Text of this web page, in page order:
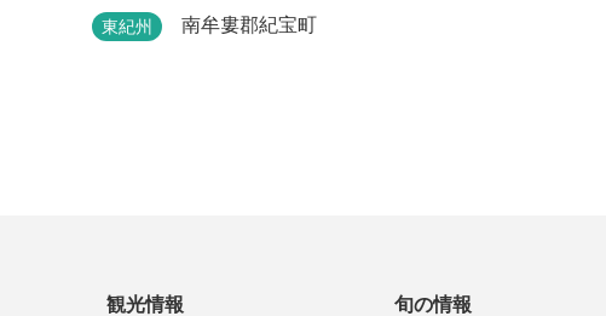
棟あります。近年は滝つぼを水風呂にしたサウナが
東紀州 南牟婁郡紀宝町
観光情報 旬の情報